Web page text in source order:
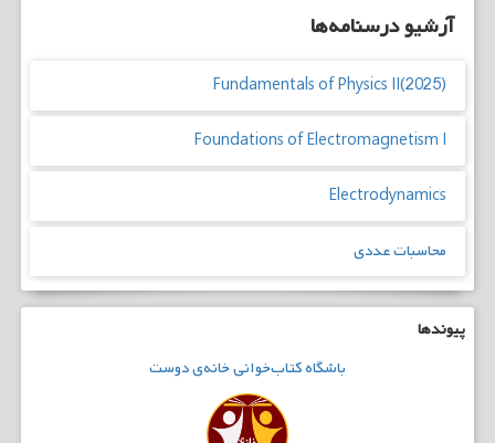
آرشیو درسنامه‌ها
Fundamentals of Physics II(2025)
Foundations of Electromagnetism I
Electrodynamics
محاسبات عددی
پیوندها
باشگاهکتاب‌خوانیخانه‌ی دوست